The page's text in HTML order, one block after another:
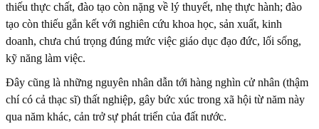
thiếu thực chất, đào tạo còn nặng về lý thuyết, nhẹ thực hành; đào
tạo còn thiếu gắn kết với nghiên cứu khoa học, sản xuất, kinh
doanh, chưa chú trọng đúng mức việc giáo dục đạo đức, lối sống,
kỹ năng làm việc.
Đây cũng là những nguyên nhân dẫn tới hàng nghìn cử nhân (thậm
chí có cả thạc sĩ) thất nghiệp, gây bức xúc trong xã hội từ năm này
qua năm khác, cản trở sự phát triển của đất nước.